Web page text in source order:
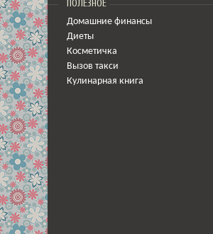
ПОЛЕЗНОЕ
Домашние финансы
Диеты
Косметичка
Вызов такси
Кулинарная книга